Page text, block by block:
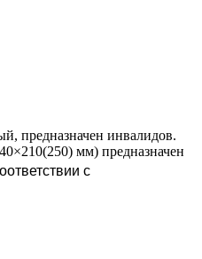
предназначен инвалидов.
мм) предназначен
с